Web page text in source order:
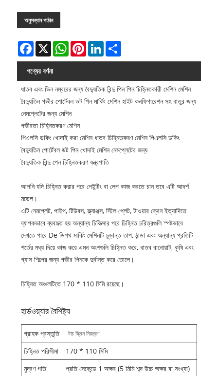
অনুসন্ধান পাঠান
Facebook
X WhatsAppPinterestLinkedIn
পণ্যের বর্ণনা
ধাতব এবং ভিন নম্বরের জন্য বৈদ্যুতিক বিন্দু পিন পিন চিহ্নিতকারী মেশিন মেশিন
বৈদ্যুতিন গভীর পোর্টেবল ডট পিন মার্কিং মেশিন হাইট কনফিগারেশন সহ ধাতুর জন্য
নেমপ্লেটের জন্য মেশিন
গভীরতা চিহ্নিতকরণ মেশিন
পিএলসি ডকিং খোদাই করা মেশিন ধাতব চিহ্নিতকরণ মেশিন পিএলসি ডকিং
বৈদ্যুতিন পোর্টেবল ডট পিন খোদাই মেশিন নেমপ্লেটের জন্য
বৈদ্যুতিক বিন্দু পেন চিহ্নিতকরণ যন্ত্রপাতি
আপনি যদি চিহ্নিত করার পরে পেইন্টিং বা লেপ কাজ করতে চান তবে এটি আদর্শ
মডেল।
এটি নেমপ্লেট, পাইপ, টিউবস, ফ্ল্যাঞ্জস, স্টিল প্লেট, টাওয়ার ক্রেন ইত্যাদিতে
ব্যাপকভাবে ব্যবহৃত হয় অন্যান্য চিকিত্সার পরে চিহ্নিত চরিত্রগুলি স্পষ্টভাবে
দেখতে পারে De ডিপথ মার্কিং মেশিনটি চূড়ান্ত তাপ, ঠান্ডা এবং অন্যান্য প্রতিটি
শর্তের মধ্য দিয়ে কাজ করে এমন অংশগুলি চিহ্নিত করে, ধাতব বানোয়াট, কৃষি এবং
গ্যাস শিল্পের জন্য গভীর পিনকে দুর্দান্ত করে তোলে।
চিহ্নিত অঞ্চলটিতে 170 * 110 মিমি রয়েছে।
হার্ডওয়্যার বৈশিষ্ট্য
গ্রাহক প্রস্তুতি টাচ স্ক্রিন নিয়ন্ত্রণ
চিহ্নিত পরিসীমা
170 * 110 মিমি
মুদ্রণ গতি
প্রতি সেকেন্ডে 1 অক্ষর (5 মিমি শব্দ উচ্চ অক্ষর বা সংখ্যা)